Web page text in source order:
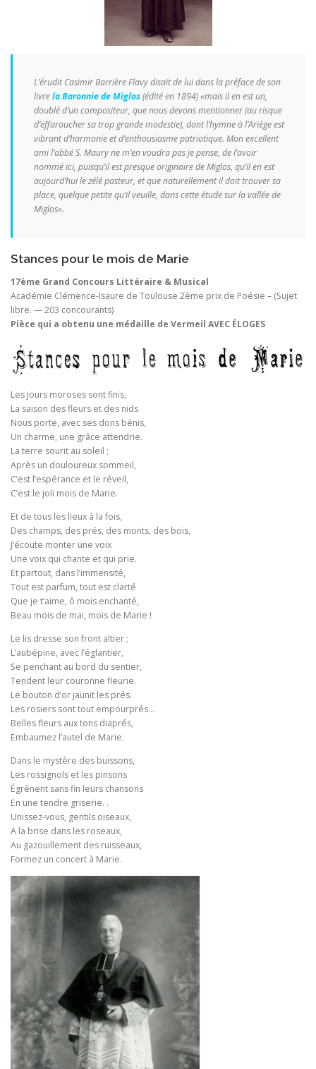
L’érudit Casimir Barrière Flavy disait de lui dans la préface de son
livrela Baronnie de Miglos(édité en 1894) «mais il en est un,
doublé d’un compositeur, que nous devons mentionner (au risque
d’effaroucher sa trop grande modestie), dont l’hymne à l’Ariège est
vibrant d’harmonie et d’enthousiasme patriotique. Mon excellent
ami l’abbé S. Maury ne m’en voudra pas je pense, de l’avoir
nommé ici, puisqu’il est presque originaire de Miglos, qu’il en est
aujourd’hui le zélé pasteur, et que naturellement il doit trouver sa
place, quelque petite qu’il veuille, dans cette étude sur la vallée de
Miglos».
Stances pour le mois de Marie
17ème Grand Concours Littéraire & Musical
Académie Clémence-Isaure de Toulouse 2ème prix de Poésie – (Sujet
libre. — 203 concourants)
Pièce qui a obtenu une médaille de Vermeil AVEC ÉLOGES
Les jours moroses sont finis,
La saison des fleurs et des nids
Nous porte, avec ses dons bénis,
Un charme, une grâce attendrie.
La terre sourit au soleil ;
Après un douloureux sommeil,
C’est l’espérance et le réveil,
C’est le joli mois de Marie.
Et de tous les lieux à la fois,
Des champs, des prés, des monts, des bois,
J’écoute monter une voix
Une voix qui chante et qui prie.
Et partout, dans l’immensité,
Tout est parfum, tout est clarté
Que je t’aime, ô mois enchanté,
Beau mois de mai, mois de Marie !
Le lis dresse son front altier ;
L’aubépine, avec l’églantier,
Se penchant au bord du sentier,
Tendent leur couronne fleurie.
Le bouton d’or jaunit les prés.
Les rosiers sont tout empourprés…
Belles fleurs aux tons diaprés,
Embaumez l’autel de Marie.
Dans le mystère des buissons,
Les rossignols et les pinsons
Égrènent sans fin leurs chansons
En une tendre griserie. .
Unissez-vous, gentils oiseaux,
A la brise dans les roseaux,
Au gazouillement des ruisseaux,
Formez un concert à Marie.